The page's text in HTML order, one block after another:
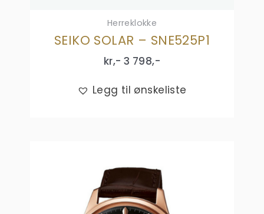
Herreklokke
SEIKO SOLAR – SNE525P1
kr,- 3 798,-
Legg til ønskeliste